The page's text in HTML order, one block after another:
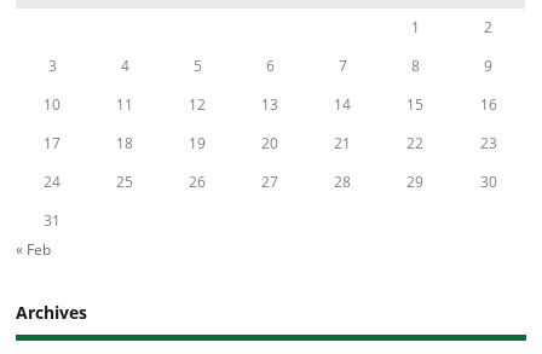
1
2
3
4 5 6 7 8
9
10
11 12 13 14 15
16
17
18 19 20 21 22
23
24
25 26 27 28 29
30
31
« Feb
Archives